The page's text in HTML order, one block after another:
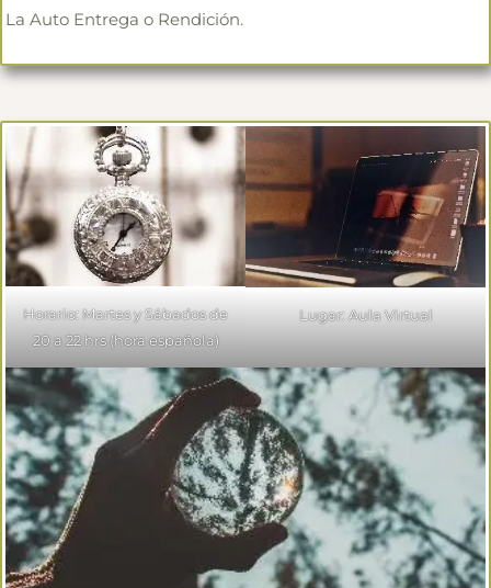
La Auto Entrega o Rendición.
Horario: Martes y Sábados de
20 a 22 hrs (hora española)
Lugar: Aula Virtual